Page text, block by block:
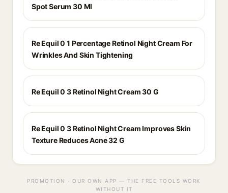
Spot Serum 30 Ml
Re Equil 0 1 Percentage Retinol Night Cream For
Wrinkles And Skin Tightening
Re Equil 0 3 Retinol Night Cream 30 G
Re Equil 0 3 Retinol Night Cream Improves Skin
Texture Reduces Acne 32 G
PROMOTION · OUR OWN APP — THE FREE TOOLS WORK
WITHOUT IT